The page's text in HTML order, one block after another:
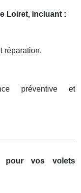
Loiret, incluant :
réparation.
préventive et
pour vos volets